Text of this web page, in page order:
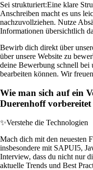
Sei strukturiert:Eine klare
Anschreiben macht es uns
nachzuvollziehen. Nutze
Informationen übersichtlich
Bewirb dich direkt über
über unsere Website zu
deine Bewerbung schnell
bearbeiten können. Wir
Wie man sich auf ein
Duerenhoff vorbereitet
✨Verstehe die Technologien
Mach dich mit den neuesten
insbesondere mit SAPUI5,
Interview, dass du nicht nur
aktuelle Trends und Best